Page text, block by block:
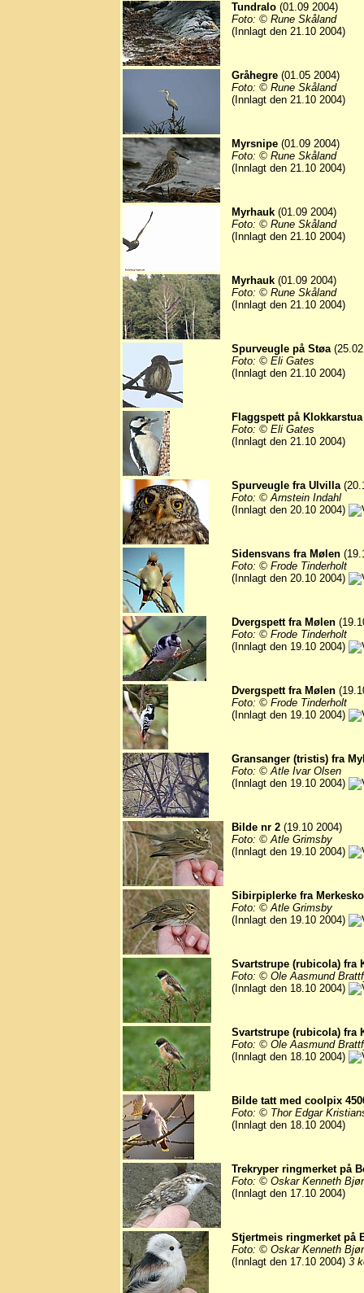
Tundralo (01.09 2004)
Foto: © Rune Skåland
(Innlagt den 21.10 2004)
Gråhegre (01.05 2004)
Foto: © Rune Skåland
(Innlagt den 21.10 2004)
Myrsnipe (01.09 2004)
Foto: © Rune Skåland
(Innlagt den 21.10 2004)
Myrhauk (01.09 2004)
Foto: © Rune Skåland
(Innlagt den 21.10 2004)
Myrhauk (01.09 2004)
Foto: © Rune Skåland
(Innlagt den 21.10 2004)
Spurveugle på Støa(25.02
Foto: © Eli Gates
(Innlagt den 21.10 2004)
Flaggspett på Klokkarstua
Foto: © Eli Gates
(Innlagt den 21.10 2004)
Spurveugle fra Ulvilla
Foto: © Arnstein Indahl
(Innlagt den 20.10 2004)
Sidensvans fra Mølen
Foto: © Frode Tinderholt
(Innlagt den 20.10 2004)
Dvergspett fra Mølen
Foto: © Frode Tinderholt
(Innlagt den 19.10 2004)
Dvergspett fra Mølen
Foto: © Frode Tinderholt
(Innlagt den 19.10 2004)
Gransanger (tristis) fra
Foto: © Atle Ivar Olsen
(Innlagt den 19.10 2004)
Bilde nr 2 (19.10 2004)
Foto: © Atle Grimsby
(Innlagt den 19.10 2004)
Sibirpiplerke fra
Foto: © Atle Grimsby
(Innlagt den 19.10 2004)
Svartstrupe (rubicola) fra
Foto: © Ole Aasmund
(Innlagt den 18.10 2004)
Svartstrupe (rubicola) fra
Foto: © Ole Aasmund
(Innlagt den 18.10 2004)
Bilde tatt med coolpix
Foto: © Thor Edgar
(Innlagt den 18.10 2004)
Trekryper ringmerket på
Foto: © Oskar Kenneth
(Innlagt den 17.10 2004)
Stjertmeis ringmerket på
Foto: © Oskar Kenneth
(Innlagt den 17.10 2004) 3